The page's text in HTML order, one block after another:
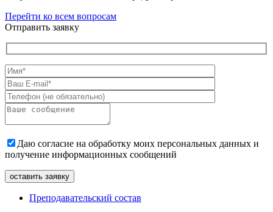
Перейти ко всем вопросам
Отправить заявку
Даю согласие на обработку моих персональных данных и
получение информационных сообщений
Преподавательский состав